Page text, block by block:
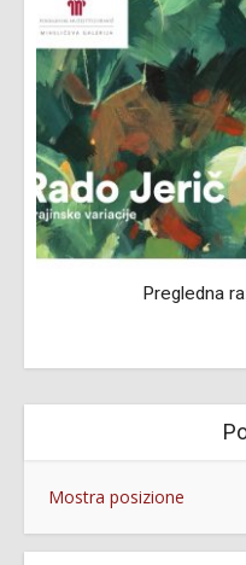
Pregledna
Mostra posizione